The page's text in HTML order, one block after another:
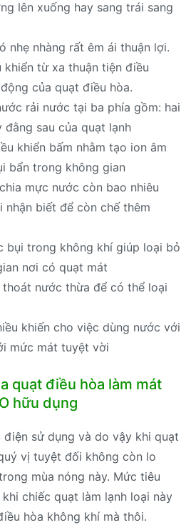
lên xuống hay sang trái sang
nhẹ nhàng rất êm ái thuận lợi.
khiển từ xa thuận tiện điều
của quạt điều hòa.
rải nước tại ba phía gồm: hai
đằng sau của quạt lạnh
khiển bấm nhằm tạo ion âm
bẩn trong không gian
mực nước còn bao nhiêu
nhận biết để còn chế thêm
bụi trong không khí giúp loại bỏ
nơi có quạt mát
nước thừa để có thể loại
khiến cho việc dùng nước với
mức mát tuyệt vời
quạt điều hòa làm mát
hữu dụng
sử dụng và do vậy khi quạt
vị tuyệt đối không còn lo
mùa nóng này. Mức tiêu
chiếc quạt làm lạnh loại này
hòa không khí mà thôi.